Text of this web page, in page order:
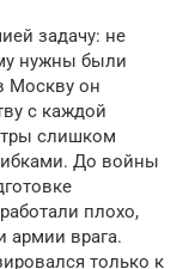
задачу: не
нужны были
Москву он
с каждой
слишком
До войны
плохо,
армии врага.
только к